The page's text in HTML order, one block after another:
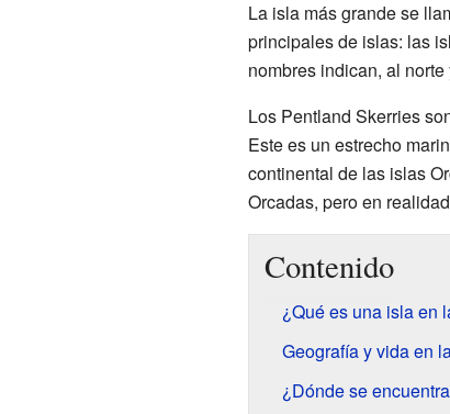
La isla más grande se
principales de islas: las
nombres indican, al
Los Pentland Skerries
Este es un estrecho
continental de las islas
Orcadas, pero en
Contenido
¿Qué es una isla en
Geografía y vida en
¿Dónde se